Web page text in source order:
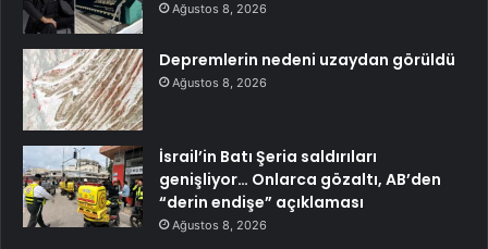
Ağustos 8, 2026
Depremlerin nedeni uzaydan görüldü
Ağustos 8, 2026
İsrail’in Batı Şeria saldırıları
genişliyor… Onlarca gözaltı, AB’den
“derin endişe” açıklaması
Ağustos 8, 2026